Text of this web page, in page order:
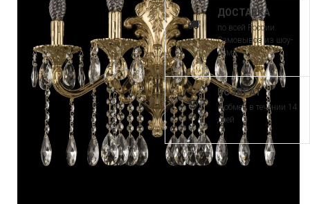
ДОСТАВКА
по всей России.
Самовывоз из шоу-
рума
ВОЗВРАТ
и обмен в течении 14
дней